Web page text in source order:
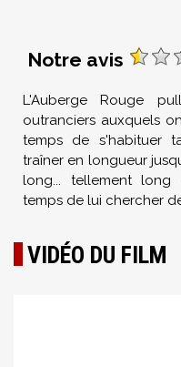
Notre avis
L'Auberge Rouge
outranciers auxquels
temps de s'habituer
traîner en longueur
long... tellement
temps de lui chercher
VIDÉO DU FILM